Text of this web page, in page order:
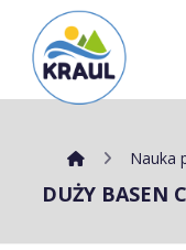
Nauka
DUŻY BASEN